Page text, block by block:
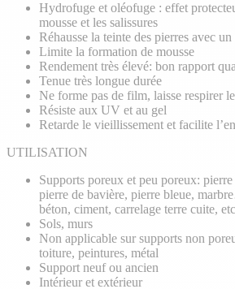
Hydrofuge et oléofuge : effet
mousse et les salissures
Réhausse la teinte des pierres avec
Limite la formation de mousse
Rendement très élevé: bon rapport
Tenue très longue durée
Ne forme pas de film, laisse respirer
Résiste aux UV et au gel
Retarde le vieillissement et facilite
UTILISATION
Supports poreux et peu poreux:
pierre de bavière, pierre bleue,
béton, ciment, carrelage terre cuite, etc
Sols, murs
Non applicable sur supports non
toiture, peintures, métal
Support neuf ou ancien
Intérieur et extérieur